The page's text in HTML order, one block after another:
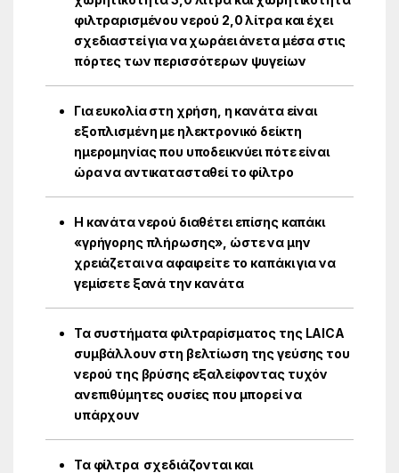
φιλτραρισμένου νερού 2,0 λίτρα και έχει
σχεδιαστεί για να χωράει άνετα μέσα στις
πόρτες των περισσότερων ψυγείων
Για ευκολία στη χρήση, η κανάτα είναι
εξοπλισμένη με ηλεκτρονικό δείκτη
ημερομηνίας που υποδεικνύει πότε είναι
ώρα να αντικατασταθεί το φίλτρο
Η κανάτα νερού διαθέτει επίσης καπάκι
«γρήγορης πλήρωσης», ώστε να μην
χρειάζεται να αφαιρείτε το καπάκι για να
γεμίσετε ξανά την κανάτα
Τα συστήματα φιλτραρίσματος της LAICA
συμβάλλουν στη βελτίωση της γεύσης του
νερού της βρύσης εξαλείφοντας τυχόν
ανεπιθύμητες ουσίες που μπορεί να
υπάρχουν
Τα φίλτρα σχεδιάζονται και